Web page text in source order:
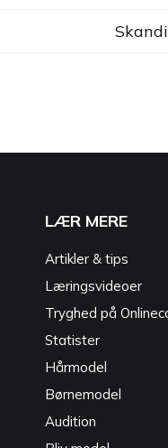
LÆR MERE
Artikler & tips
Læringsvideoer
Tryghed på
Statister
Hårmodel
Børnemodel
Audition